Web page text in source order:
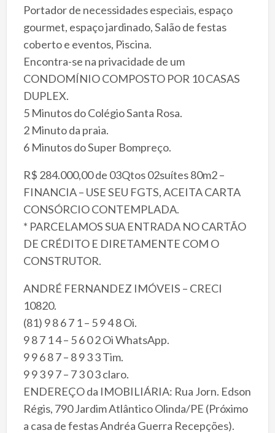
Portador de necessidades especiais, espaço
gourmet, espaço jardinado, Salão de festas
coberto e eventos, Piscina.
Encontra-se na privacidade de um
CONDOMÍNIO COMPOSTO POR 10 CASAS
DUPLEX.
5 Minutos do Colégio Santa Rosa.
2 Minuto da praia.
6 Minutos do Super Bompreço.
R$ 284.000,00 de 03Qtos 02suítes 80m2 –
FINANCIA – USE SEU FGTS, ACEITA CARTA
CONSÓRCIO CONTEMPLADA.
* PARCELAMOS SUA ENTRADA NO CARTÃO
DE CRÉDITO E DIRETAMENTE COM O
CONSTRUTOR.
ANDRÉ FERNANDEZ IMÓVEIS – CRECI
10820.
(81) 9 8 6 7 1 – 5 9 4 8 Oi.
9 8 7 1 4 – 5 6 0 2 Oi WhatsApp.
9 9 6 8 7 – 8 9 3 3 Tim.
9 9 3 9 7 – 7 3 0 3 claro.
ENDEREÇO da IMOBILIÁRIA: Rua Jorn. Edson
Régis, 790 Jardim Atlântico Olinda/PE (Próximo
a casa de festas Andréa Guerra Recepções).